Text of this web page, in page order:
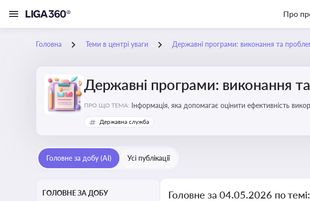
Про
Головна Теми в центрі уваги Державні програми: виконання та
Державні програми: виконання
ПРО ЩО ТЕМА: Інформація, яка допомагає оцінити ефективність
удосконалення
Державна служба
Головне за добу (AI) Усі публікації
ГОЛОВНЕ ЗА ДОБУ Головне за 04.05.2026 по